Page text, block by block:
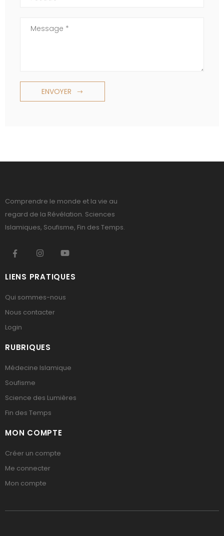
Commentaire
ENVOYER
Comprendre le monde et la vie au
regard de la Révélation. Sciences
Islamiques, Soufisme, Fin des Temps.
LIENS PRATIQUES
Qui sommes-nous
Nous contacter
Login
RUBRIQUES
Médecine Islamique
Soufisme
Science des Lumières
Fin des Temps
MON COMPTE
Créer un compte
Me connecter
Mon compte